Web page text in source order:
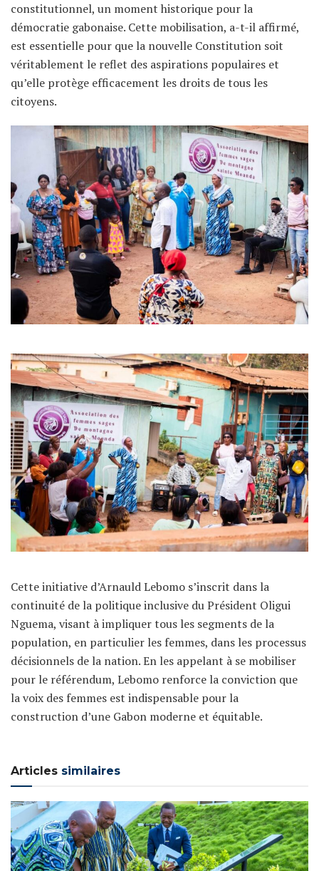
constitutionnel, un moment historique pour la
démocratie gabonaise. Cette mobilisation, a-t-il affirmé,
est essentielle pour que la nouvelle Constitution soit
véritablement le reflet des aspirations populaires et
qu’elle protège efficacement les droits de tous les
citoyens.
Cette initiative d’Arnauld Lebomo s’inscrit dans la
continuité de la politique inclusive du Président Oligui
Nguema, visant à impliquer tous les segments de la
population, en particulier les femmes, dans les processus
décisionnels de la nation. En les appelant à se mobiliser
pour le référendum, Lebomo renforce la conviction que
la voix des femmes est indispensable pour la
construction d’une Gabon moderne et équitable.
Articles similaires